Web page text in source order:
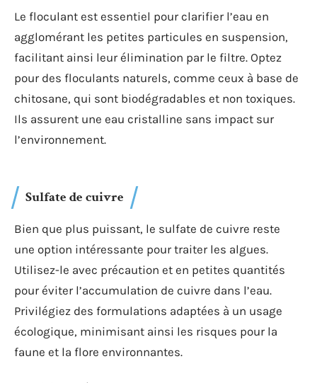
Le floculant est essentiel pour clarifier l’eau en
agglomérant les petites particules en suspension,
facilitant ainsi leur élimination par le filtre. Optez
pour des floculants naturels, comme ceux à base de
chitosane, qui sont biodégradables et non toxiques.
Ils assurent une eau cristalline sans impact sur
l’environnement.
Sulfate de cuivre
Bien que plus puissant, le sulfate de cuivre reste
une option intéressante pour traiter les algues.
Utilisez-le avec précaution et en petites quantités
pour éviter l’accumulation de cuivre dans l’eau.
Privilégiez des formulations adaptées à un usage
écologique, minimisant ainsi les risques pour la
faune et la flore environnantes.